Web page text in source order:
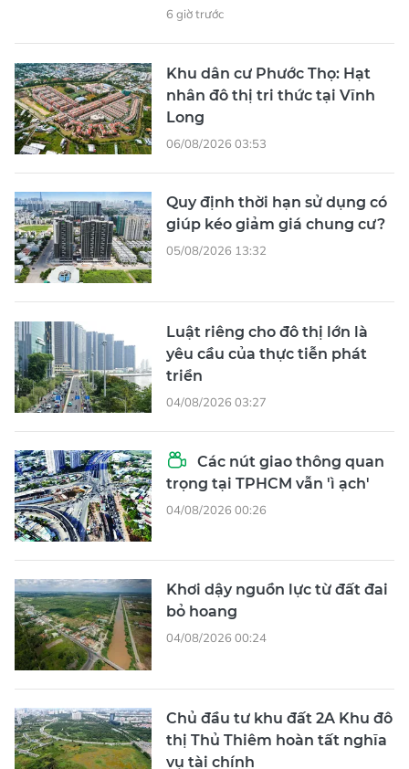
6 giờ trước
Khu dân cư Phước Thọ: Hạt
nhân đô thị tri thức tại Vĩnh
Long
06/08/2026 03:53
Quy định thời hạn sử dụng có
giúp kéo giảm giá chung cư?
05/08/2026 13:32
Luật riêng cho đô thị lớn là
yêu cầu của thực tiễn phát
triển
04/08/2026 03:27
Các nút giao thông quan
trọng tại TPHCM vẫn 'ì ạch'
04/08/2026 00:26
Khơi dậy nguồn lực từ đất đai
bỏ hoang
04/08/2026 00:24
Chủ đầu tư khu đất 2A Khu đô
thị Thủ Thiêm hoàn tất nghĩa
vụ tài chính